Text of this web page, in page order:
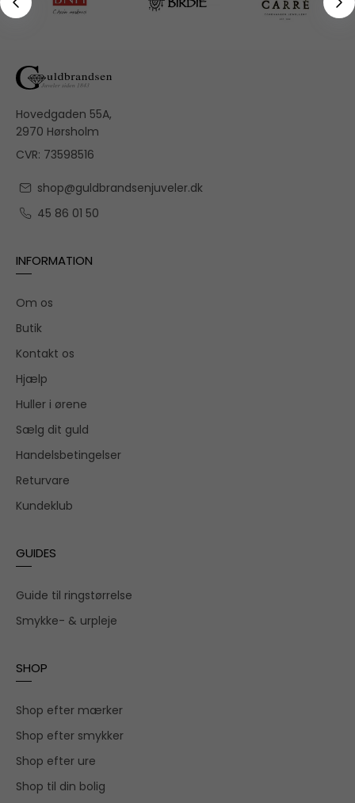
Hovedgaden 55A,
2970 Hørsholm
CVR: 73598516
shop@guldbrandsenjuveler.dk
45 86 01 50
INFORMATION
Om os
Butik
Kontakt os
Hjælp
Huller i ørene
Sælg dit guld
Handelsbetingelser
Returvare
Kundeklub
GUIDES
Guide til ringstørrelse
Smykke- & urpleje
SHOP
Shop efter mærker
Shop efter smykker
Shop efter ure
Shop til din bolig